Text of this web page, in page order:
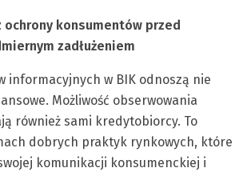
ochrony konsumentów przed
zadłużeniem
informacyjnych w BIK odnoszą nie
Możliwość obserwowania
również sami kredytobiorcy. To
dobrych praktyk rynkowych, które
komunikacji konsumenckiej i